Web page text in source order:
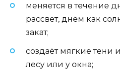
меняется в течение
рассвет, днём как
закат;
создаёт мягкие тени
лесу или у окна;